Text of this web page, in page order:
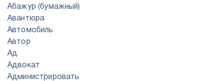
Абажур (бумажный)
Авантюра
Автомобиль
Автор
Ад
Адвокат
Администрировать